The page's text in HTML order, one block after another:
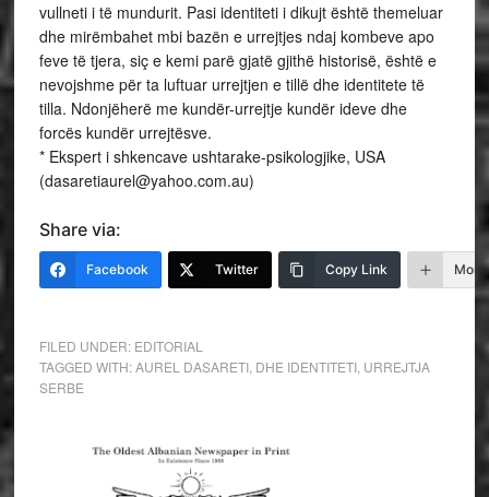
vullneti i të mundurit. Pasi identiteti i dikujt është themeluar
dhe mirëmbahet mbi bazën e urrejtjes ndaj kombeve apo
feve të tjera, siç e kemi parë gjatë gjithë historisë, është e
nevojshme për ta luftuar urrejtjen e tillë dhe identitete të
tilla. Ndonjëherë me kundër-urrejtje kundër ideve dhe
forcës kundër urrejtësve.
* Ekspert i shkencave ushtarake-psikologjike, USA
(dasaretiaurel@yahoo.com.au)
Share via:
Facebook Twitter Copy Link More
FILED UNDER: EDITORIAL
TAGGED WITH:AUREL DASARETI, DHE IDENTITETI, URREJTJA
SERBE